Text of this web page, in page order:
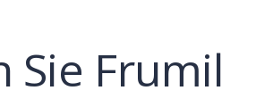
Sie Frumil